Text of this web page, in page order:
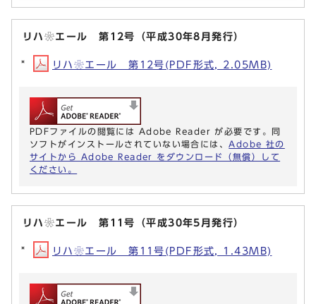
リハ❀エール 第12号（平成30年8月発行）
リハ❀エール 第12号(PDF形式, 2.05MB)
PDFファイルの閲覧には Adobe Reader が必要です。同
ソフトがインストールされていない場合には、 Adobe 社の
サイトから Adobe Reader をダウンロード（無償）して
ください。
リハ❀エール 第11号（平成30年5月発行）
リハ❀エール 第11号(PDF形式, 1.43MB)